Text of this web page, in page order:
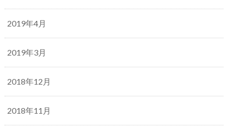
2019年4月
2019年3月
2018年12月
2018年11月